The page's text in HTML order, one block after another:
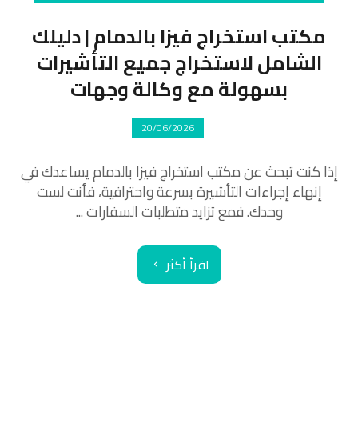
مكتب استخراج فيزا بالدمام | دليلك
الشامل لاستخراج جميع التأشيرات
بسهولة مع وكالة وجهات
20/06/2026
إذا كنت تبحث عن مكتب استخراج فيزا بالدمام يساعدك في
إنهاء إجراءات التأشيرة بسرعة واحترافية، فأنت لست
وحدك. فمع تزايد متطلبات السفارات ...
اقرأ أكثر